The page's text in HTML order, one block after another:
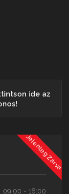
ide az
Jelenleg Zárva
09:00 - 16:00